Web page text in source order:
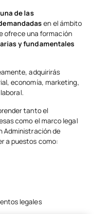
una de las
en el ámbito
ofrece una formación
y fundamentales
adquirirás
economía, marketing,
tanto el
como el marco legal
Administración de
a puestos como:
legales